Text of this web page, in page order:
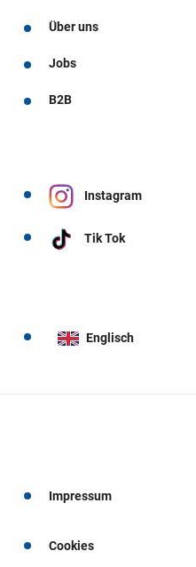
Über uns
Jobs
B2B
Instagram
Tik Tok
Englisch
Impressum
Cookies